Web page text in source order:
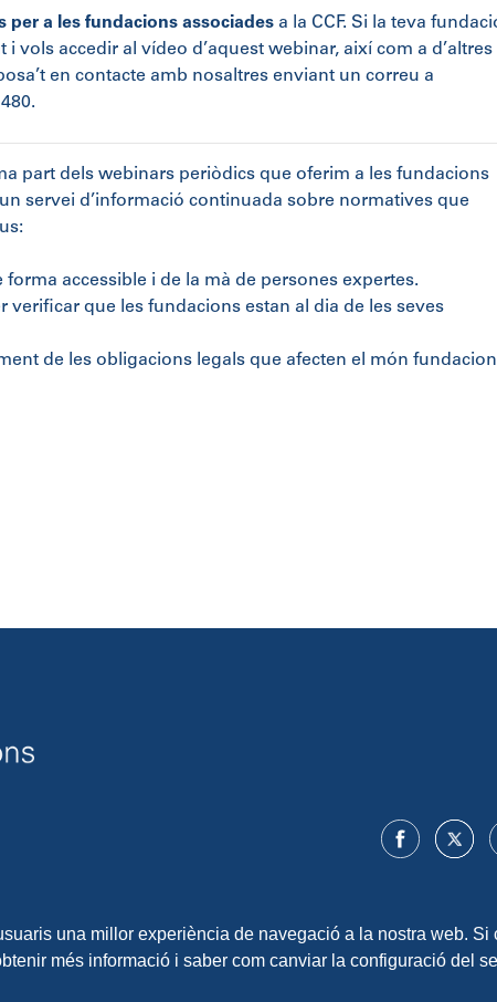
una millor experiència de navegació a la nostra web. Si
més informació i saber com canviar la configuració del
per a les fundacions associades a la CCF. Si la teva
vols accedir al vídeo d’aquest webinar, així com a d’altres
en contacte amb nosaltres enviant un correu a
part dels webinars periòdics que oferim a les fundacions
servei d’informació continuada sobre normatives que
accessible i de la mà de persones expertes.
verificar que les fundacions estan al dia de les seves
de les obligacions legals que afecten el món